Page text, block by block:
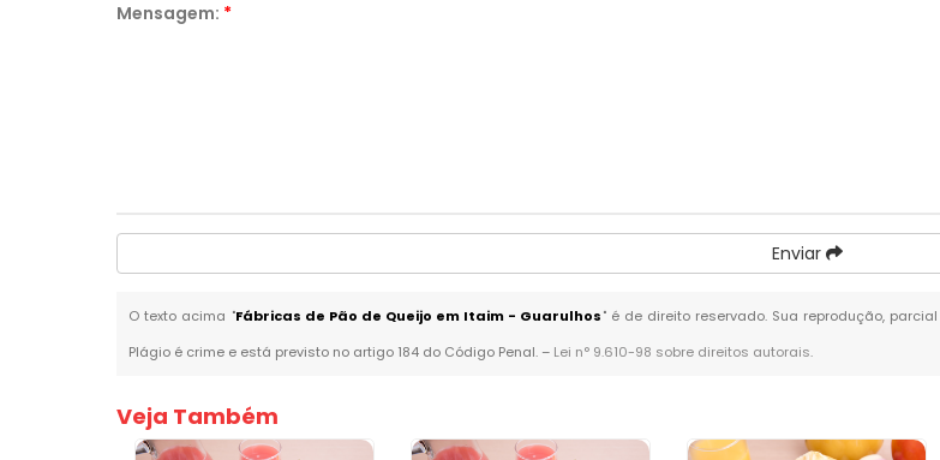
Mensagem: *
Enviar
O texto acima "Fábricas de Pão de Queijo em Itaim - Guarulhos" é de direito reservado. Sua reprodução,
Plágio é crime e está previsto no artigo 184 do Código Penal. – Lei n° 9.610-98 sobre direitos autorais.
Veja Também